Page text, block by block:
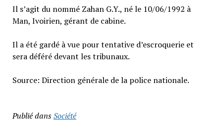
Il s’agit du nommé Zahan G.Y., né le 10/06/1992 à
Man, Ivoirien, gérant de cabine.
Il a été gardé à vue pour tentative d’escroquerie et
sera déféré devant les tribunaux.
Source: Direction générale de la police nationale.
Publié dansSociété